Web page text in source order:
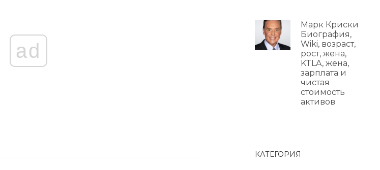
ad
Марк Криски
Биография,
Wiki, возраст,
рост, жена,
KTLA, жена,
зарплата и
чистая
стоимость
активов
КАТЕГОРИЯ